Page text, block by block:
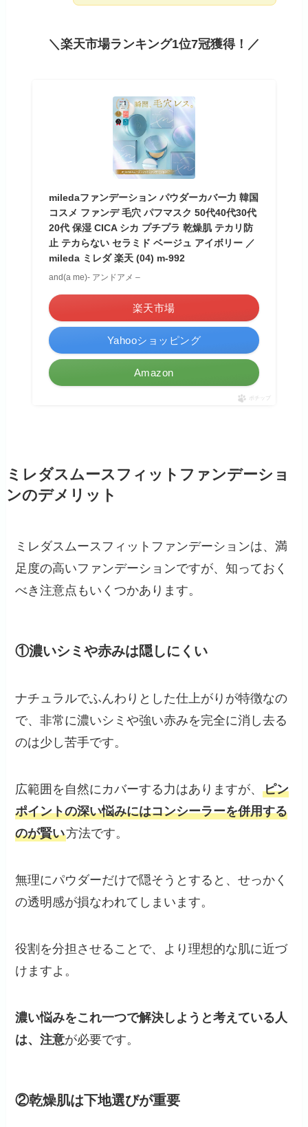
＼楽天市場ランキング1位7冠獲得！／
miledaファンデーション パウダーカバー力 韓国
コスメ ファンデ 毛穴 パフマスク 50代40代30代
20代 保湿 CICA シカ プチプラ 乾燥肌 テカリ防
止 テカらない セラミド ベージュ アイボリー ／
mileda ミレダ 楽天 (04) m-992
and(a me)- アンドアメ –
楽天市場
Yahooショッピング
Amazon
ポチップ
ミレダスムースフィットファンデーショ
ンのデメリット
ミレダスムースフィットファンデーションは、満
足度の高いファンデーションですが、知っておく
べき注意点もいくつかあります。
①濃いシミや赤みは隠しにくい
ナチュラルでふんわりとした仕上がりが特徴なの
で、非常に濃いシミや強い赤みを完全に消し去る
のは少し苦手です。
広範囲を自然にカバーする力はありますが、ピン
ポイントの深い悩みにはコンシーラーを併用する
のが賢い方法です。
無理にパウダーだけで隠そうとすると、せっかく
の透明感が損なわれてしまいます。
役割を分担させることで、より理想的な肌に近づ
けますよ。
濃い悩みをこれ一つで解決しようと考えている人
は、注意が必要です。
②乾燥肌は下地選びが重要